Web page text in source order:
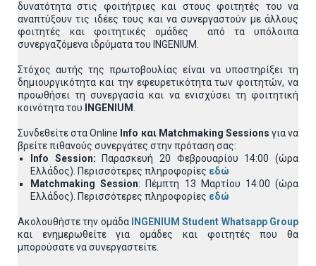
δυνατότητα στις φοιτήτριες και στους φοιτητές του να
αναπτύξουν τις ιδέες τους και να συνεργαστούν με άλλους
φοιτητές και φοιτητικές ομάδες από τα υπόλοιπα
συνεργαζόμενα ιδρύματα του INGENIUM.
Στόχος αυτής της πρωτοβουλίας είναι να υποστηρίξει τη
δημιουργικότητα και την εφευρετικότητα των φοιτητών, να
προωθήσει τη συνεργασία και να ενισχύσει τη φοιτητική
κοινότητα του
INGENIUM
Συνδεθείτε στα Online Info και Matchmaking Sessions για να
βρείτε πιθανούς συνεργάτες στην πρόταση σας:
Info
Session: Παρασκευή 20 Φεβρουαρίου 14:00 (ώρα
Ελλάδος). Περισσότερες πληροφορίες εδώ
Matchmaking Session: Πέμπτη 13 Μαρτίου 14:00 (ώρα
Ελλάδος). Περισσότερες πληροφορίες εδώ
Ακολουθήστε την ομάδα
INGENIUM Student Whatsapp Group
και ενημερωθείτε για ομάδες και φοιτητές που θα
μπορούσατε να συνεργαστείτε.